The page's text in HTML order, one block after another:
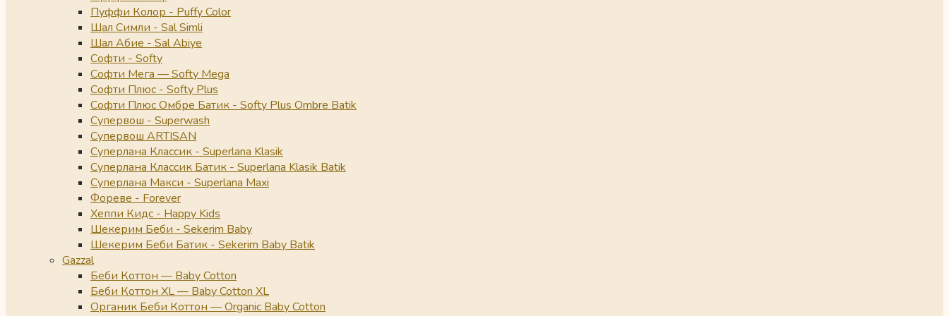
Пуффи Колор - Puffy Color
Шал Симли - Sal Simli
Шал Абие - Sal Abiye
Софти - Softy
Софти Мега — Softy Mega
Софти Плюс - Softy Plus
Софти Плюс Омбре Батик - Softy Plus Ombre Batik
Супервош - Superwash
Супервош ARTISAN
Суперлана Классик - Superlana Klasik
Суперлана Классик Батик - Superlana Klasik Batik
Суперлана Макси - Superlana Maxi
Фореве - Forever
Хеппи Кидс - Happy Kids
Шекерим Беби - Sekerim Baby
Шекерим Беби Батик - Sekerim Baby Batik
Gazzal
Беби Коттон — Baby Cotton
Беби Коттон XL — Baby Cotton XL
Органик Беби Коттон — Organic Baby Cotton